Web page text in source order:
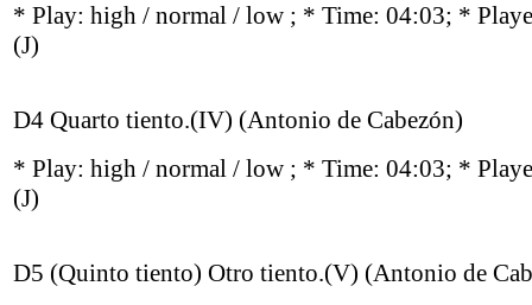
* Play: high / normal / low ; * Time: 04:03; *
(J)
D4 Quarto tiento.(IV) (Antonio de Cabezón)
* Play: high / normal / low ; * Time: 04:03; *
(J)
D5 (Quinto tiento) Otro tiento.(V) (Antonio de